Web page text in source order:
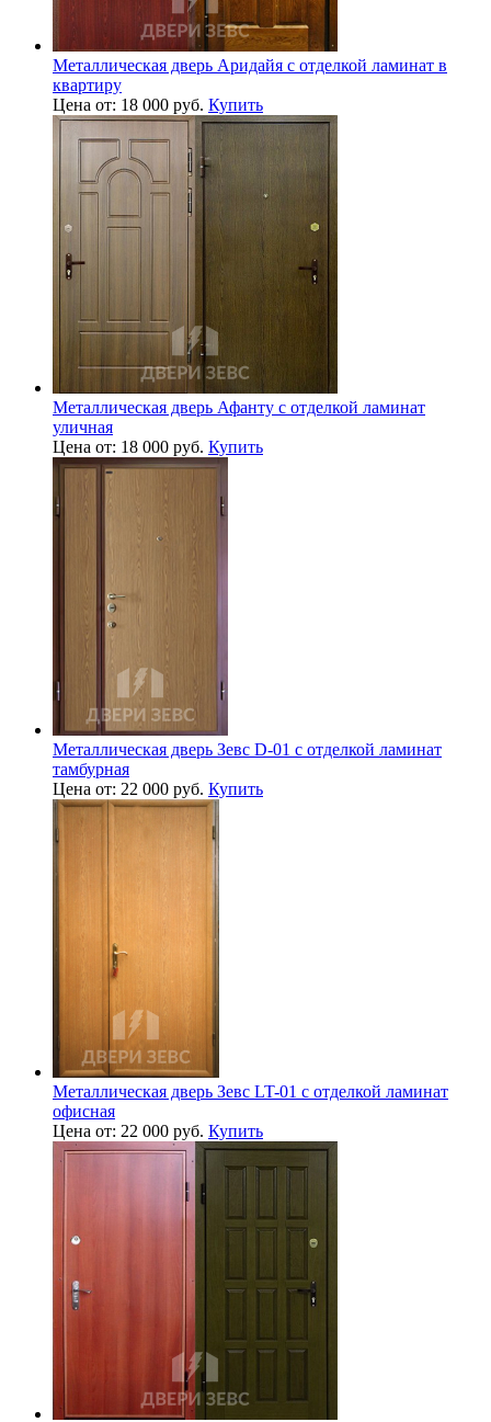
Металлическая дверь Аридайя с отделкой ламинат в
квартиру
Цена от: 18 000 руб. Купить
Металлическая дверь Афанту с отделкой ламинат
уличная
Цена от: 18 000 руб. Купить
Металлическая дверь Зевс D-01 с отделкой ламинат
тамбурная
Цена от: 22 000 руб. Купить
Металлическая дверь Зевс LT-01 с отделкой ламинат
офисная
Цена от: 22 000 руб. Купить